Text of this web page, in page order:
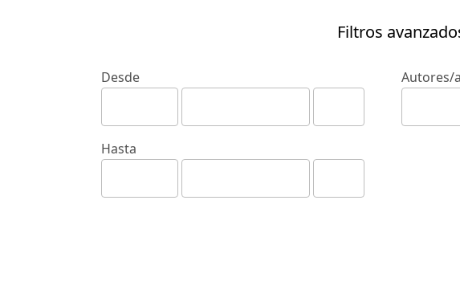
Filtros
Desde
Hasta
Autores/